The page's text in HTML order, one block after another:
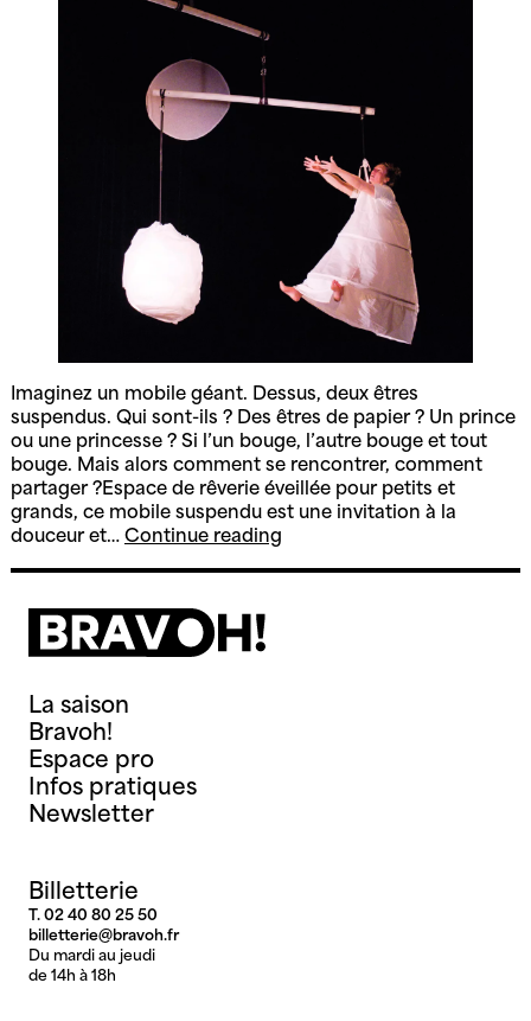
Imaginez un mobile géant. Dessus, deux êtres
suspendus. Qui sont-ils ? Des êtres de papier ? Un prince
ou une princesse ? Si l’un bouge, l’autre bouge et tout
bouge. Mais alors comment se rencontrer, comment
partager ?Espace de rêverie éveillée pour petits et
grands, ce mobile suspendu est une invitation à la
douceur et… Continue readingTOUBOUGE
La saison
Bravoh!
Espace pro
Infos pratiques
Newsletter
Billetterie
T. 02 40 80 25 50
billetterie@bravoh.fr
Du mardi au jeudi
de 14h à 18h